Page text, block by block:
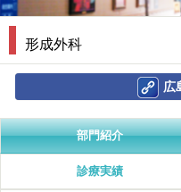
形成外科
広
部門紹介
診療実績